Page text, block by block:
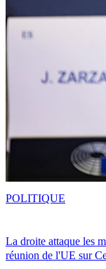
La droite attaque les
réunion de l'UE sur
POLITIQUE